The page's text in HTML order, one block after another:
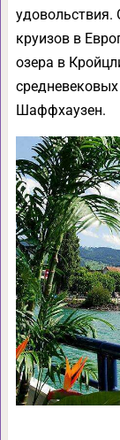
круизов в
озера в
Шаффхаузен.